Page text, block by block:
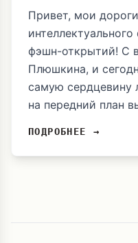
Привет, мои
фэшн-открытий! С
Плюшкина, и
самую сердцевину
на передний план
ПОДРОБНЕЕ →